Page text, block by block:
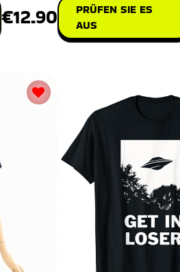
€12.90
PRÜFEN SIE ES
AUS